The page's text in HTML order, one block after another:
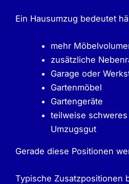
Ein Hausumzug bedeutet
mehr
zusätzliche
Garage oder
Gartenmöbel
Gartengeräte
teilweise
Umzugsgut
Gerade diese Positionen
Typische Zusatzpositionen